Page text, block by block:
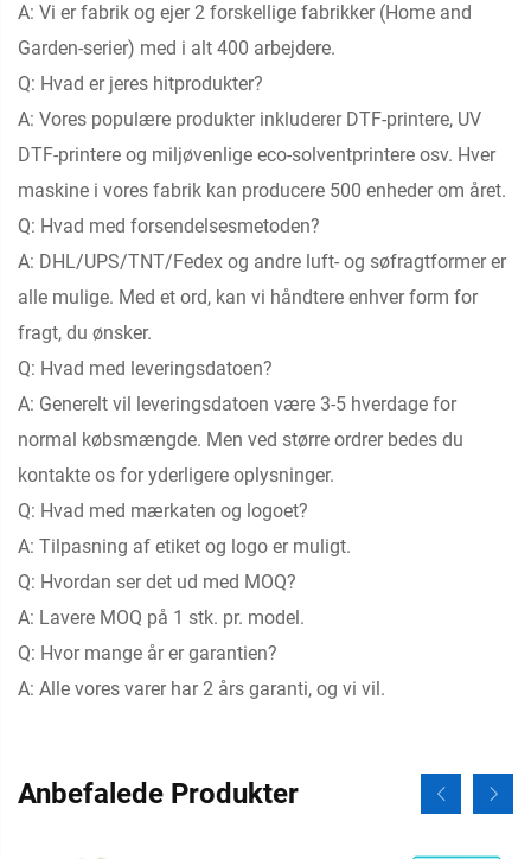
A: Vi er fabrik og ejer 2 forskellige fabrikker (Home and
Garden-serier) med i alt 400 arbejdere.
Q: Hvad er jeres hitprodukter?
A: Vores populære produkter inkluderer DTF-printere, UV
DTF-printere og miljøvenlige eco-solventprintere osv. Hver
maskine i vores fabrik kan producere 500 enheder om året.
Q: Hvad med forsendelsesmetoden?
A: DHL/UPS/TNT/Fedex og andre luft- og søfragtformer er
alle mulige. Med et ord, kan vi håndtere enhver form for
fragt, du ønsker.
Q: Hvad med leveringsdatoen?
A: Generelt vil leveringsdatoen være 3-5 hverdage for
normal købsmængde. Men ved større ordrer bedes du
kontakte os for yderligere oplysninger.
Q: Hvad med mærkaten og logoet?
A: Tilpasning af etiket og logo er muligt.
Q: Hvordan ser det ud med MOQ?
A: Lavere MOQ på 1 stk. pr. model.
Q: Hvor mange år er garantien?
A: Alle vores varer har 2 års garanti, og vi vil.
Anbefalede Produkter